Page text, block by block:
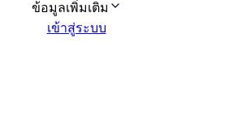
ข้อมูลเพิ่มเติม
เข้าสู่ระบบ